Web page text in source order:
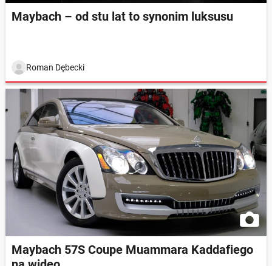
Maybach – od stu lat to synonim luksusu
Roman Dębecki
Maybach 57S Coupe Muammara Kaddafiego